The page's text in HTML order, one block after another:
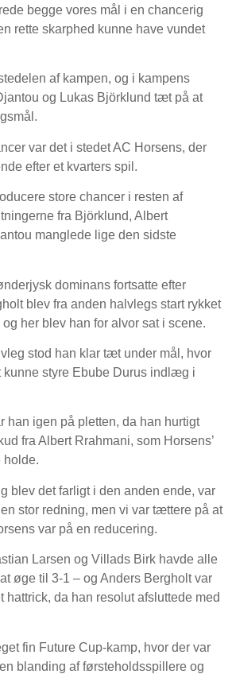
begge vores mål i en chancerig
rette skarphed kunne have vundet
af kampen, og i kampens
og Lukas Björklund tæt på at
var det i stedet AC Horsens, der
efter et kvarters spil.
store chancer i resten af
fra Björklund, Albert
manglede lige den sidste
dominans fortsatte efter
blev fra anden halvlegs start rykket
her blev han for alvor sat i scene.
stod han klar tæt under mål, hvor
kunne styre Ebube Durus indlæg i
han igen på pletten, da han hurtigt
fra Albert Rrahmani, som Horsens’
holde.
blev det farligt i den anden ende, var
stor redning, men vi var tættere på at
var på en reducering.
Larsen og Villads Birk havde alle
øge til 3-1 – og Anders Bergholt var
hattrick, da han resolut afsluttede med
fin Future Cup-kamp, hvor der var
blanding af førsteholdsspillere og